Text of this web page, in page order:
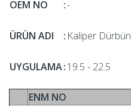
OEM NO :-
ÜRÜN ADI : Kaliper Dürbün
UYGULAMA:19.5 - 22.5
ENM NO